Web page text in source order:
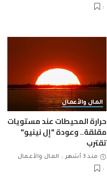
المال والأعمال
حرارة المحيطات عند مستويات
مقلقة.. وعودة "إل نينيو"
تقترب
منذ 3 أشهر المال والأعمال